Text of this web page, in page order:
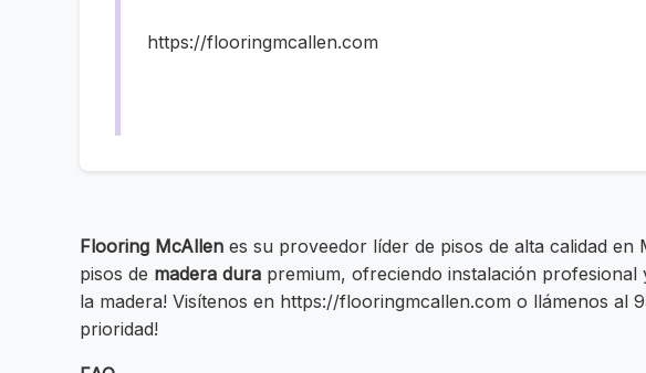
https://flooringmcallen.com
Flooring McAllen es su proveedor líder de pisos de alta calidad
pisos de madera dura premium, ofreciendo instalación
la madera! Visítenos en https://flooringmcallen.com o llámenos al
prioridad!